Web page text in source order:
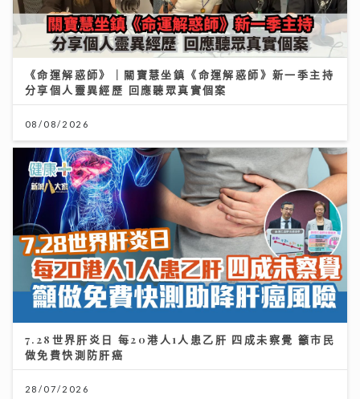
《命運解惑師》｜關寶慧坐鎮《命運解惑師》新一季主持
分享個人靈異經歷 回應聽眾真實個案
08/08/2026
7.28世界肝炎日 每20港人1人患乙肝 四成未察覺 籲市民
做免費快測防肝癌
28/07/2026